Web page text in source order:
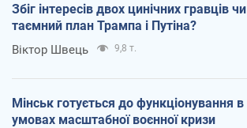
Збіг інтересів двох цинічних гравців чи
таємний план Трампа і Путіна?
Віктор Швець 9,8 т.
Мінськ готується до функціонування в
умовах масштабної воєнної кризи